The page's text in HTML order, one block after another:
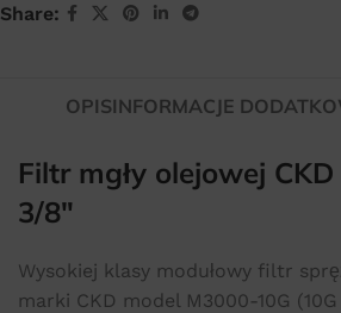
Share:
OPISINFORMACJE
Filtr mgły olejowej
3/8″
Wysokiej klasy modułowy filtr
marki CKD model M3000-10G